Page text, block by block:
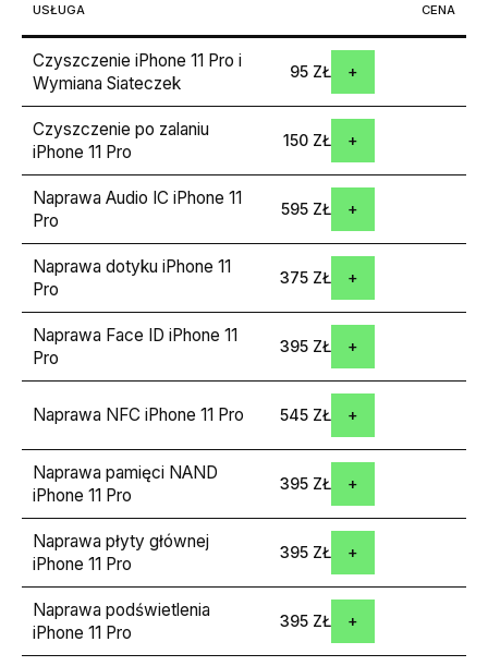
USŁUGA CENA
Czyszczenie iPhone 11 Pro i
Wymiana Siateczek
95 ZŁ
Czyszczenie po zalaniu
iPhone 11 Pro
150 ZŁ
Naprawa Audio IC iPhone 11
Pro
595 ZŁ
Naprawa dotyku iPhone 11
Pro
375 ZŁ
Naprawa Face ID iPhone 11
Pro
395 ZŁ
Naprawa NFC iPhone 11 Pro 545 ZŁ
Naprawa pamięci NAND
iPhone 11 Pro
395 ZŁ
Naprawa płyty głównej
iPhone 11 Pro
395 ZŁ
Naprawa podświetlenia
iPhone 11 Pro
395 ZŁ